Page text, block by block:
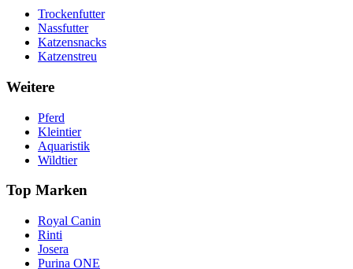
Trockenfutter
Nassfutter
Katzensnacks
Katzenstreu
Weitere
Pferd
Kleintier
Aquaristik
Wildtier
Top Marken
Royal Canin
Rinti
Josera
Purina ONE